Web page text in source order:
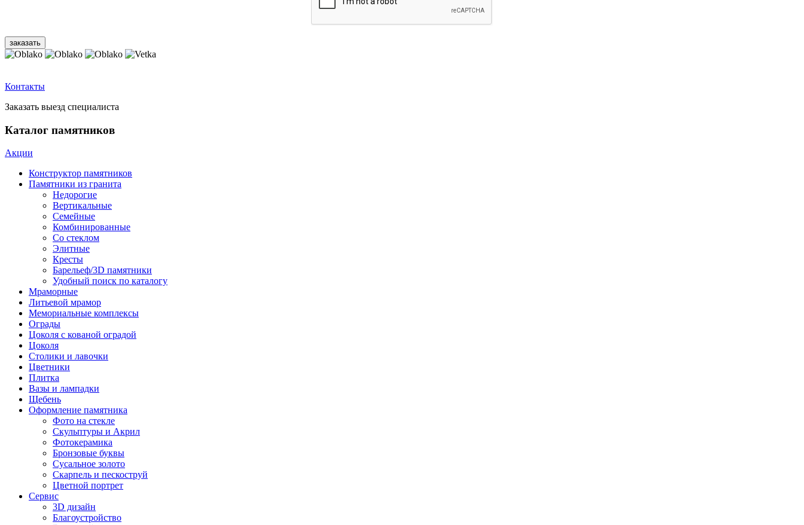
Контакты
Заказать выезд специалиста
Каталог памятников
Акции
Конструктор памятников
Памятники из гранита
Недорогие
Вертикальные
Семейные
Комбинированные
Со стеклом
Элитные
Кресты
Барельеф/3D памятники
Удобный поиск по каталогу
Мраморные
Литьевой мрамор
Мемориальные комплексы
Ограды
Цоколя с кованой оградой
Цоколя
Столики и лавочки
Цветники
Плитка
Вазы и лампадки
Щебень
Оформление памятника
Фото на стекле
Скульптуры и Акрил
Фотокерамика
Бронзовые буквы
Сусальное золото
Скарпель и пескоструй
Цветной портрет
Сервис
3D дизайн
Благоустройство